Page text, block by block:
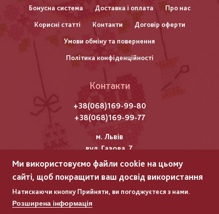
нижнього
колонтитулу
Бонусна система Доставка і оплата Про нас
Корисні статті Контакти Договір оферти
Умови обміну та повернення
Політика конфіденційності
Контакти
+38(068)169-99-80
+38(068)169-99-77
м. Львів
вул. Газова, 7
Всі права захищені "Мережка"
Copyright © 2025
Ми використовуємо файли cookie на цьому
сайті, щоб покращити ваш досвід використання
Натискаючи кнопку Прийняти, ви погоджуєтеся з нами.
Розширена інформація